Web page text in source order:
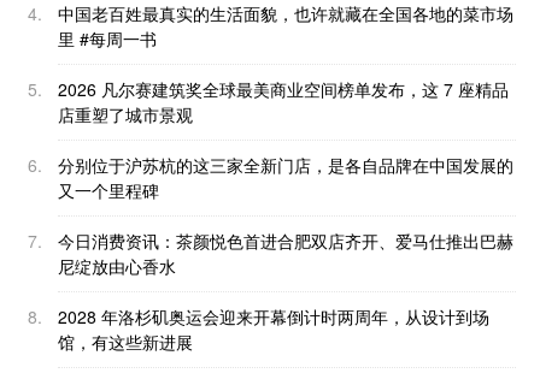
4.
中国老百姓最真实的生活面貌，也许就藏在全国各地的菜市场
里 #每周一书
5.
2026 凡尔赛建筑奖全球最美商业空间榜单发布，这 7 座精品
店重塑了城市景观
6.
分别位于沪苏杭的这三家全新门店，是各自品牌在中国发展的
又一个里程碑
7.
今日消费资讯：茶颜悦色首进合肥双店齐开、爱马仕推出巴赫
尼绽放由心香水
8.
2028 年洛杉矶奥运会迎来开幕倒计时两周年，从设计到场
馆，有这些新进展